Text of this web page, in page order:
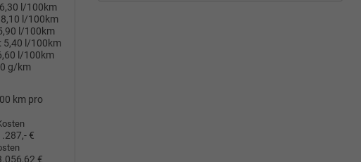
6,30 l/100km
8,10 l/100km
l/100km
5,40 l/100km
l/100km
g/km
km pro
€